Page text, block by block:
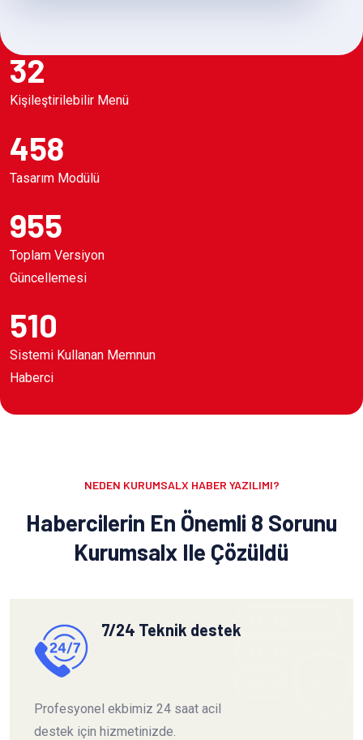
32
Kişileştirilebilir Menü
458
Tasarım Modülü
955
Toplam Versiyon
Güncellemesi
510
Sistemi Kullanan Memnun
Haberci
NEDEN KURUMSALX HABER YAZILIMI?
Habercilerin En Önemli 8 Sorunu
Kurumsalx Ile Çözüldü
7/24 Teknik destek
Profesyonel ekbimiz 24 saat acil
destek için hizmetinizde.